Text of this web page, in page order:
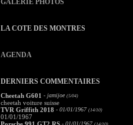
GALERIE PHOTOS
LA COTE DES MONTRES
AGENDA
DERNIERS COMMENTAIRES
Cheetah G601 - jamijoe (5/04)
cheetah voiture suisse
TVR Griffith 2018 - 01/01/1967 (14/10)
01/01/1967
- 01/01/1967